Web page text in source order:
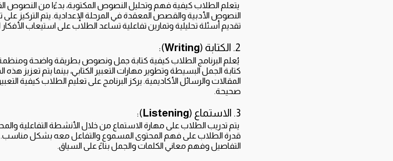
يتعلم الطلاب كيفية فهم وتحليل النصوص المكتوبة، بدءًا من النصوص
النصوص الأدبية والقصص المعقدة في المرحلة الإعدادية. يتم التركيز
تقديم أسئلة تحليلية وتمارين تفاعلية تساعد الطلاب على استيعاب الأفكار
2. الكتابة ( Writing
):
يُعلم البرنامج الطلاب كيفية كتابة جمل ونصوص بطريقة واضحة ومنظمة.
كتابة الجمل البسيطة وتطوير مهارات التعبير الكتابي، بينما يتم تعزيز
المقالات والرسائل الأكاديمية. يركز البرنامج على تعليم الطلاب كيفية
صحيحة.
3. الاستماع ( Listening
):
يتم تدريب الطلاب على مهارة الاستماع من خلال الأنشطة التفاعلية
قدرة الطلاب على فهم المحتوى المسموع والتفاعل معه بشكل مناسب.
التفاصيل وفهم معاني الكلمات والجمل بناءً على السياق.